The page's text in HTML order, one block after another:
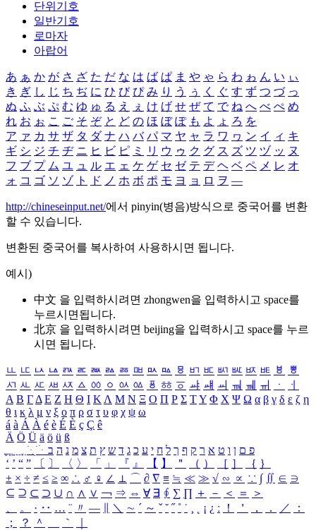
단위기호
일반기호
로마자
아랍어
あ ぁ か が さ ざ た だ な は ば ぱ ま や ゃ ら わ ゎ ん い ぃ
き ぎ し じ ち ぢ に ひ び ぴ み り う ぅ く ぐ す ず つ づ っ
ぬ ふ ぶ ぷ む ゆ ゅ る え ぇ け げ せ ぜ て で ね へ べ ぺ め
れ お ぉ こ ご そ ぞ と ど の ほ ぼ ぽ も よ ょ ろ を
ア ァ カ サ ザ タ ダ ナ ハ バ パ マ ヤ ャ ラ ワ ヮ ン イ ィ キ
ギ シ ジ チ ヂ ニ ヒ ビ ピ ミ リ ウ ゥ ク グ ス ズ ツ ヅ ッ ヌ
フ ブ プ ム ユ ュ ル エ ェ ケ ゲ セ ゼ テ デ ヘ ベ ペ メ レ オ
ォ コ ゴ ソ ゾ ト ド ノ ホ ボ ポ モ ヨ ョ ロ ヲ ―
http://chineseinput.net/에서 pinyin(병음)방식으로 중국어를 변환
할 수 있습니다.
변환된 중국어를 복사하여 사용하시면 됩니다.
예시)
中文 을 입력하시려면 zhongwen을 입력하시고 space를
누르시면됩니다.
北京 을 입력하시려면 beijing을 입력하시고 space를 누르
시면 됩니다.
ㅥ ㅦ ㅧ ㅨ ㅩ ㅪ ㅫ ㅬ ㅭ ㅮ ㅯ ㅰ ㅱ ㅲ ㅳ ㅴ ㅵ ㅶ ㅷ ㅸ
ㅹ
ㅺ ㅻ ㅼ ㅽ ㅾ ㅿ ㆀ ㆁ ㆂ ㆃ ㆄ ㆅ ㆆ ㆇ ㆈ ㆉ ㆊ ㆋ ㆌ ㆍ
ㆎ
Α Β ΓΔ Ε Ζ Η Θ Ι ΚΛ Μ Ν Ξ Ο Π Ρ Σ ΤΥ Φ Χ Ψ Ω α β γ δ ε ζ η
θ ι κ λ μ ν ξ ο π ρ σ τ υ φ χ ψ ω
á à Á À é è É È ç Ç ê
Ä Ö Ü ä ö ü ß
ִֶֹ ֻּ ׁׂ פ ם ן ו ט א ר ק ף ך ל ח י ע כ ג ד ש ץ ת צ מ נ ה ב
‘ ’ “ ” 〔 〕 〈 〉 「 」 『 』 【 】 ＂ （ ） ［ ］ ｛ ｝
± × ÷ ≠ ≤ ≥ ∞ ∴ ♂ ♀ ∠ ⊥ ⌒ ∂ ∇ ≡ ≒ ≪ ≫ √ ∽ ∝ ∵ ∫ ∬ ∈ ∋
⊆ ⊇ ⊂ ⊃ ∪ ∩ ∧ ∨ ￢ ⇒ ⇔ ∀ ∃ ∮ ∑ ∏ ＋ － ＜ ＝
＞
、
。 · ‥ … ¨ 〃 ― ＼ ∼ ´ ～ ˇ ˘ ˝ ˚ ˙ ¸ ¡ ¿ ː ！ ＇ ， ． ／
：
；
？ ＾ ｀